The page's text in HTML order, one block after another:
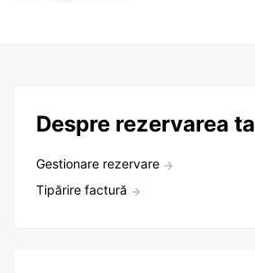
Despre rezervarea ta
Gestionare rezervare
Tipărire factură